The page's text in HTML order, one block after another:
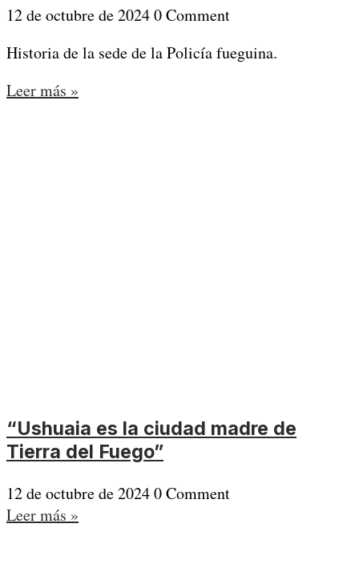
12 de octubre de 20240 Comment
Historia de la sede de la Policía fueguina.
Leer más »
“Ushuaia es la ciudad madre de
Tierra del Fuego”
12 de octubre de 20240 Comment
Leer más »